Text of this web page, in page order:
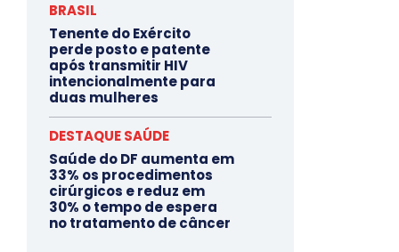
BRASIL
Tenente do Exército
perde posto e patente
após transmitir HIV
intencionalmente para
duas mulheres
DESTAQUE SAÚDE
Saúde do DF aumenta em
33% os procedimentos
cirúrgicos e reduz em
30% o tempo de espera
no tratamento de câncer